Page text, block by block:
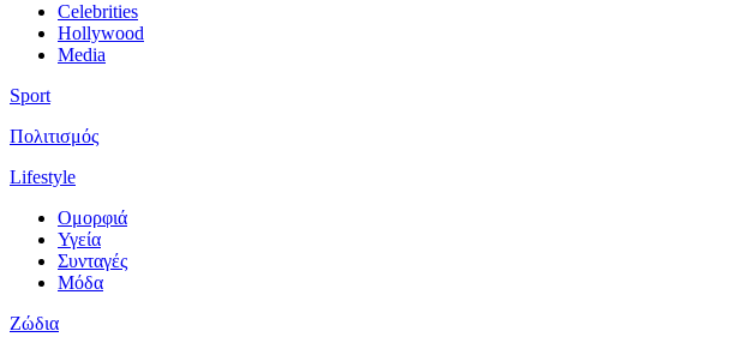
Celebrities
Hollywood
Media
Sport
Πολιτισμός
Lifestyle
Ομορφιά
Υγεία
Συνταγές
Μόδα
Ζώδια